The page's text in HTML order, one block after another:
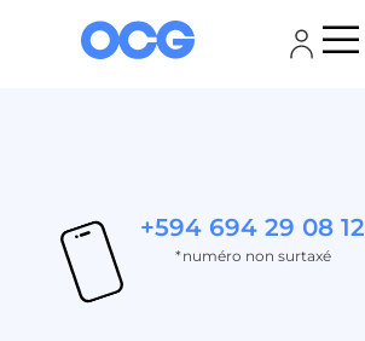
+594 694 29 08 12
*numéro non surtaxé